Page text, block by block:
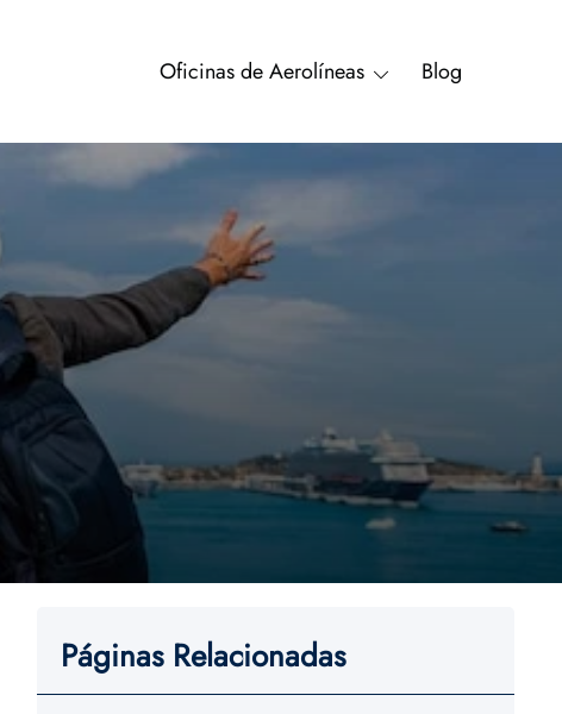
Oficinas de Aerolíneas Blog
Páginas Relacionadas